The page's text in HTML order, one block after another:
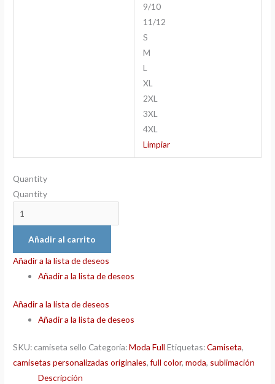
9/10
11/12
S
M
L
XL
2XL
3XL
4XL
Limpiar
Quantity
Quantity
Añadir al carrito
Añadir a la lista de deseos
Añadir a la lista de deseos
Añadir a la lista de deseos
Añadir a la lista de deseos
SKU: camiseta sello Categoría:Moda Full Etiquetas:Camiseta,
camisetas personalizadas originales,full color,moda, sublimación
Descripción